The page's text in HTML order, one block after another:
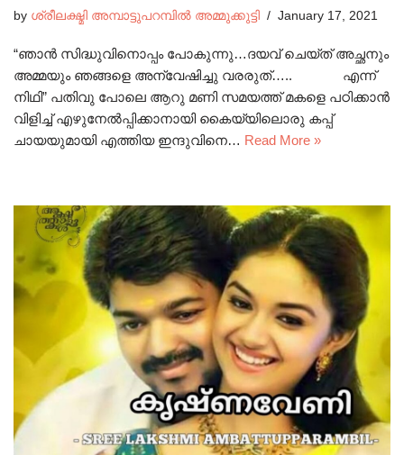
by ശ്രീലക്ഷ്മി അമ്പാട്ടുപറമ്പിൽ അമ്മുക്കുട്ടി January 17, 2021
“ഞാൻ സിദ്ധുവിനൊപ്പം പോകുന്നു…ദയവ് ചെയ്ത് അച്ഛനും
അമ്മയും ഞങ്ങളെ അന്വേഷിച്ചു വരരുത്….. എന്ന്
നിഥി” പതിവു പോലെ ആറു മണി സമയത്ത് മകളെ പഠിക്കാൻ
വിളിച്ച് എഴുനേൽപ്പിക്കാനായി കൈയ്യിലൊരു കപ്പ്
ചായയുമായി എത്തിയ ഇന്ദുവിനെ… Read More »